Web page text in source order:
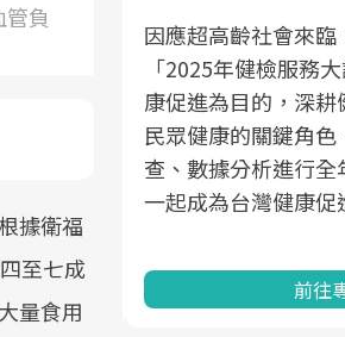
負
據衛福
至七成
量食用
在快速
成全民
。
一站式
」出
過去、
因應超高齡社會來臨
「2025年健檢服務
康促進為目的，深耕
民眾健康的關鍵角色
查、數據分析進行全
一起成為台灣健康促
前往